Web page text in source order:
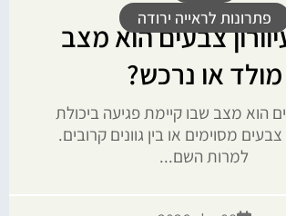
פתרונות לראייה ירודה
צבעים הוא מצב
מולד או נרכש?
הוא מצב שבו קיימת פגיעה ביכולת
צבעים מסוימים או בין גוונים קרובים.
למרות השם...